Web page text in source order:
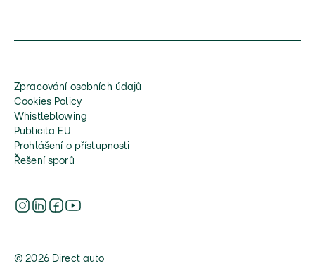
Zpracování osobních údajů
Cookies Policy
Whistleblowing
Publicita EU
Prohlášení o přístupnosti
Řešení sporů
© 2026 Direct auto